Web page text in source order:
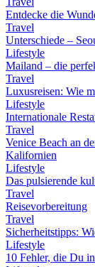
Entdecke die
Travel
Unterschiede –
Lifestyle
Mailand – die
Travel
Luxusreisen: Wie
Lifestyle
Internationale
Travel
Venice Beach an
Kalifornien
Lifestyle
Das pulsierende
Travel
Reisevorbereitung
Travel
Sicherheitstipps:
Lifestyle
10 Fehler, die Du